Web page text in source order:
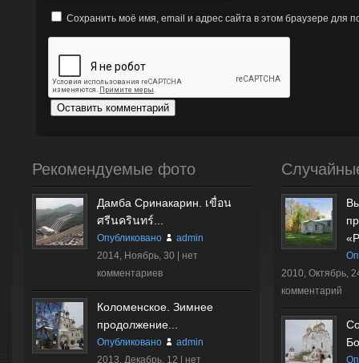
Сохранить моё имя, email и адрес сайта в этом браузере для
Рекомендуемые фото
Дамба Сринакарин. เขื่อน
ศรีนครินทร์...
Опубликовано
admin
2014, Ноябрь, 30 | нет
комментариев
Коломенское. Зимнее
продолжение...
Опубликовано
admin
2013, Декабрь, 12 | нет
2010, Октябрь,
комментарий